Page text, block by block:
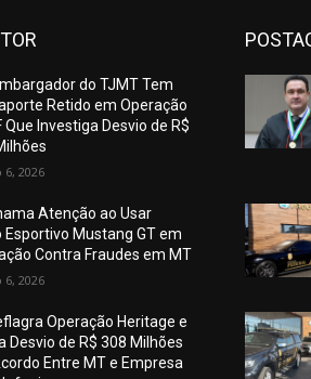
do TJMT Tem
Retido em Operação
Que Investiga Desvio de R$
6, 2026
Atenção ao Usar
Esportivo Mustang GT em
Contra Fraudes em MT
6, 2026
Operação Heritage e
Desvio de R$ 308 Milhões
Entre MT e Empresa